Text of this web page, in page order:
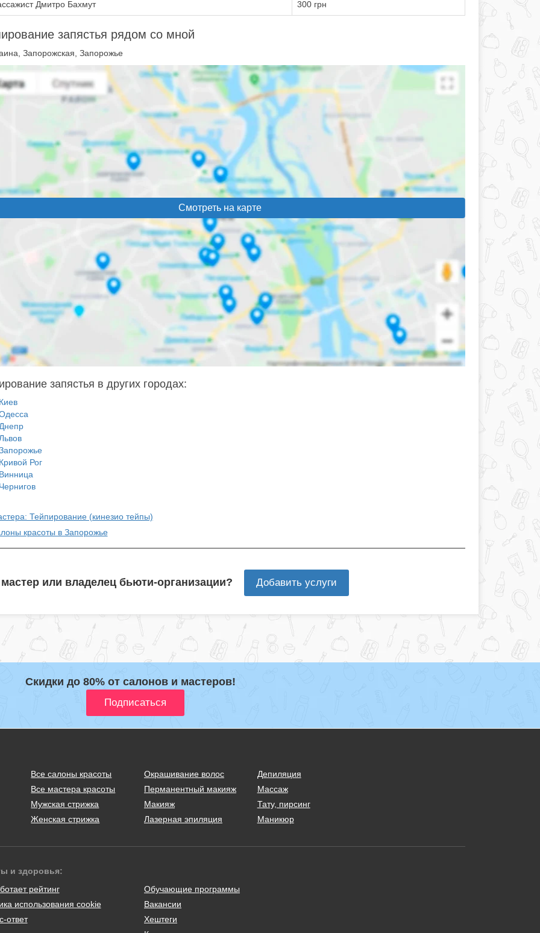
Дмитро Бахмут 300 грн
запястья рядом со мной
Запорожская, Запорожье
Смотреть на карте
запястья в других городах:
Рог
Тейпирование (кинезио тейпы)
красоты в Запорожье
или владелец бьюти-организации? Добавить услуги
Скидки до 80% от салонов и мастеров!
Все салоны красоты
Все мастера красоты
Мужская стрижка
Женская стрижка
Окрашивание волос
Перманентный макияж
Макияж
Лазерная эпиляция
Депиляция
Массаж
Тату, пирсинг
Маникюр
и здоровья:
рейтинг
использования cookie
ответ
Обучающие программы
Вакансии
Хештеги